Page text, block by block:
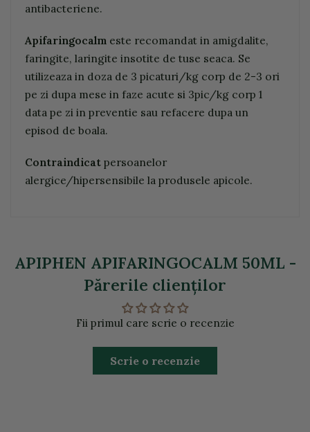
antibacteriene.
Apifaringocalm este recomandat in amigdalite,
faringite, laringite insotite de tuse seaca. Se
utilizeaza in doza de 3 picaturi/kg corp de 2-3 ori
pe zi dupa mese in faze acute si 3pic/kg corp 1
data pe zi in preventie sau refacere dupa un
episod de boala.
Contraindicat persoanelor
alergice/hipersensibile la produsele apicole.
APIPHEN APIFARINGOCALM 50ML -
Părerile clienţilor
Fii primul care scrie o recenzie
Scrie o recenzie